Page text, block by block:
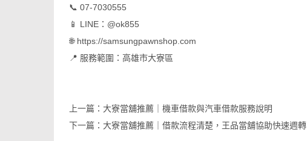
📞 07-7030555
📱 LINE： @ok855
🌐 https://samsungpawnshop.com
📍 服務範圍：高雄市大寮區
上一篇： 大寮當舖推薦｜機車借款與汽車借款服務說明
下一篇： 大寮當舖推薦｜借款流程清楚，王品當舖協助快速週轉